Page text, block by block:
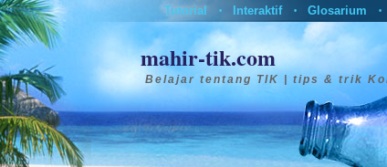
Tutorial • Interaktif • Glosarium •
mahir-tik.com
Belajar tentang TIK | tips & trik